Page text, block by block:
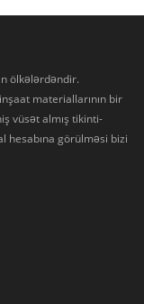
ölkələrdəndir.
materiallarının bir
vüsət almış tikinti-
görülməsi bizi